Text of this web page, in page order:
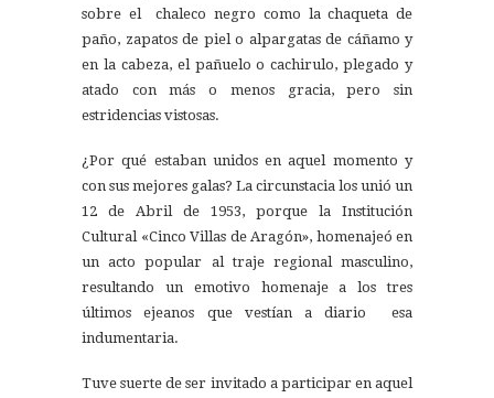
sobre el chaleco negro como la chaqueta de
paño, zapatos de piel o alpargatas de cáñamo y
en la cabeza, el pañuelo o cachirulo, plegado y
atado con más o menos gracia, pero sin
estridencias vistosas.
¿Por qué estaban unidos en aquel momento y
con sus mejores galas? La circunstacia los unió un
12 de Abril de 1953, porque la Institución
Cultural «Cinco Villas de Aragón», homenajeó en
un acto popular al traje regional masculino,
resultando un emotivo homenaje a los tres
últimos ejeanos que vestían a diario esa
indumentaria.
Tuve suerte de ser invitado a participar en aquel